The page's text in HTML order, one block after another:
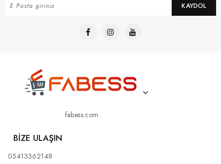
KAYDOL
fabess.com
BIZE ULAŞIN
05413362148